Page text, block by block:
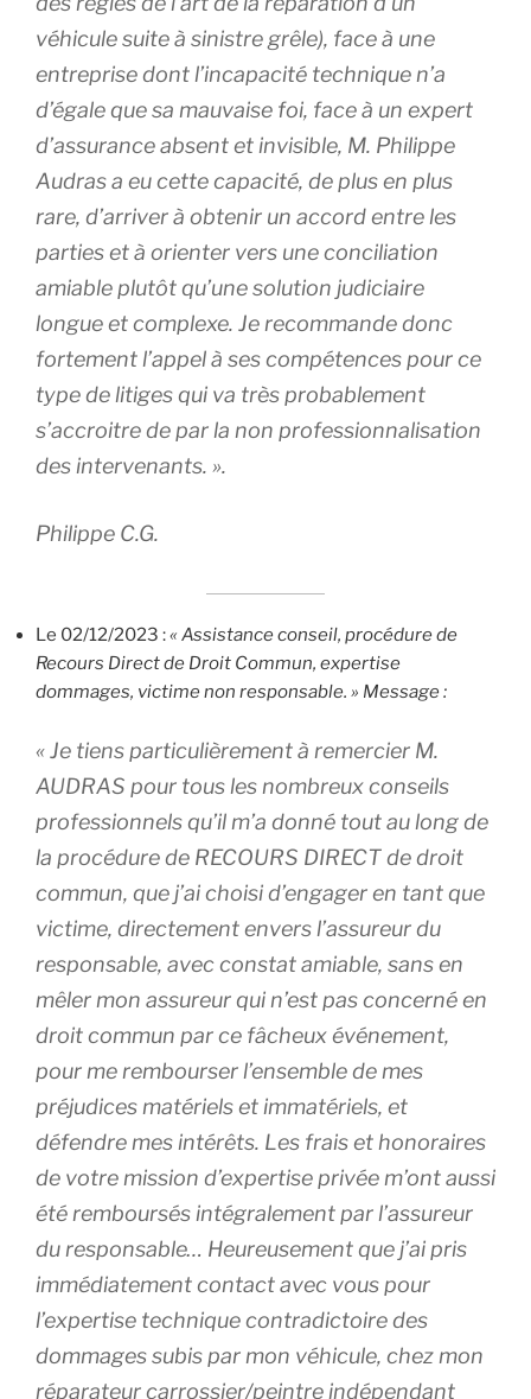
véhicule suite à sinistre grêle), face à une
entreprise dont l’incapacité technique n’a
d’égale que sa mauvaise foi, face à un expert
d’assurance absent et invisible, M. Philippe
Audras a eu cette capacité, de plus en plus
rare, d’arriver à obtenir un accord entre les
parties et à orienter vers une conciliation
amiable plutôt qu’une solution judiciaire
longue et complexe. Je recommande donc
fortement l’appel à ses compétences pour ce
type de litiges qui va très probablement
s’accroitre de par la non professionnalisation
des intervenants. ».
Philippe C.G.
Le 02/12/2023 :« Assistance conseil, procédure de
Recours Direct de Droit Commun, expertise
dommages, victime non responsable. » Message :
« Je tiens particulièrement à remercier M.
AUDRAS pour tous les nombreux conseils
professionnels qu’il m’a donné tout au long de
la procédure de RECOURS DIRECT de droit
commun, que j’ai choisi d’engager en tant que
victime, directement envers l’assureur du
responsable, avec constat amiable, sans en
mêler mon assureur qui n’est pas concerné en
droit commun par ce fâcheux événement,
pour me rembourser l’ensemble de mes
préjudices matériels et immatériels, et
défendre mes intérêts. Les frais et honoraires
de votre mission d’expertise privée m’ont aussi
été remboursés intégralement par l’assureur
du responsable… Heureusement que j’ai pris
immédiatement contact avec vous pour
l’expertise technique contradictoire des
dommages subis par mon véhicule, chez mon
réparateur carrossier/peintre indépendant